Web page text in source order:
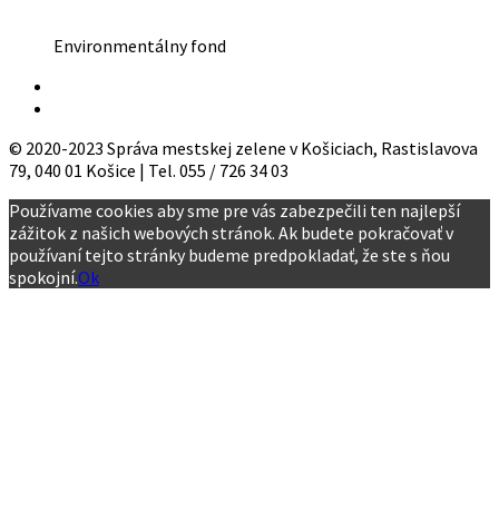
Environmentálny fond
© 2020-2023 Správa mestskej zelene v Košiciach, Rastislavova
79, 040 01 Košice | Tel. 055 / 726 34 03
Používame cookies aby sme pre vás zabezpečili ten najlepší
zážitok z našich webových stránok. Ak budete pokračovať v
používaní tejto stránky budeme predpokladať, že ste s ňou
spokojní.Ok